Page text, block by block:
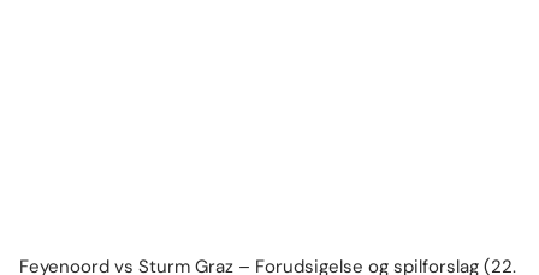
Feyenoord vs Sturm Graz – Forudsigelse og spilforslag (22.